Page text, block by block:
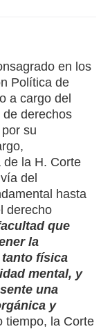
en los
Política de
a cargo del
derechos
su
de la H. Corte
del
hasta
derecho
que
la
física
mental, y
una
y
tiempo, la Corte